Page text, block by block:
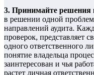
3. Принимайте решения
в решении одной
направлений аудита.
проверок, представляет
одного ответственного
понятие владельца
заинтересован и чья
растет личная